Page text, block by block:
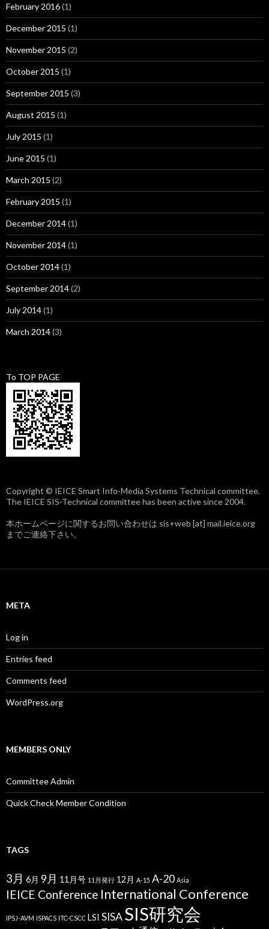
February 2016(1)
December 2015 (1)
November 2015 (2)
October 2015 (1)
September 2015 (3)
August 2015 (1)
July 2015 (1)
June 2015 (1)
March 2015 (2)
February 2015 (1)
December 2014(1)
November 2014(1)
October 2014(1)
September 2014(2)
July 2014(1)
March 2014(3)
To TOP PAGE
Copyright © IEICE Smart Info-Media Systems Technical committee.
The IEICE SIS-Technical committee has been active since 2004.
本ホームページに関するお問い合わせは sis+web [at] mail.ieice.org
までご連絡下さい。
META
Log in
Entries feed
Comments feed
WordPress.org
MEMBERS ONLY
Committee Admin
Quick Check Member Condition
TAGS
3月 6月 9月 11月号 11月発行 12月 A-15 A-20 Asia
IEICE Conference International Conference
IPSJ-AVM ISPACS ITC-CSCC LSI SISASIS研究会